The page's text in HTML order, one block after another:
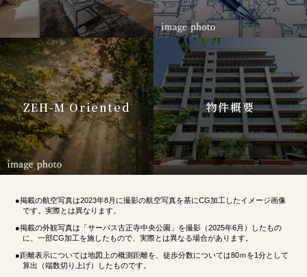
●掲載の航空写真は2023年8月に撮影の航空写真を基にCG加工したイメージ画像
です。実際とは異なります。
●掲載の外観写真は「サーパス古正寺中央公園」を撮影（2025年6月）したもの
に、一部CG加工を施したもので、実際とは異なる場合があります。
●距離表示については地図上の概測距離を、徒歩分数については80ｍを1分として
算出（端数切り上げ）したものです。
ZEH-M Oriented 物件概要